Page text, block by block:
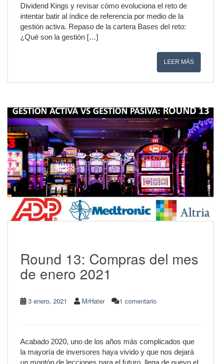
Dividend Kings y revisar cómo evoluciona el reto de
intentar batir al índice de referencia por medio de la
gestión activa. Repaso de la cartera Bases del reto:
¿Qué son la gestión […]
LEER MÁS
Round 13: Compras del mes
de enero 2021
3 enero, 2021 MrHater 1 comentario
Acabado 2020, uno de los años más complicados que
la mayoría de inversores haya vivido y que nos dejará
un montón de lecciones para el futuro, llega de nuevo el